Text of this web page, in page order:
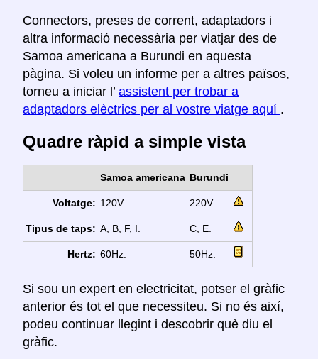
Connectors, preses de corrent, adaptadors i
altra informació necessària per viatjar des de
Samoa americana a Burundi en aquesta
pàgina. Si voleu un informe per a altres països,
torneu a iniciar l’ assistent per trobar a
adaptadors elèctrics per al vostre viatge aquí .
Quadre ràpid a simple vista
Samoa americana Burundi
Voltatge: 120V. 220V.
Tipus de taps: A, B, F, I. C, E.
Hertz: 60Hz. 50Hz.
Si sou un expert en electricitat, potser el gràfic
anterior és tot el que necessiteu. Si no és així,
podeu continuar llegint i descobrir què diu el
gràfic.